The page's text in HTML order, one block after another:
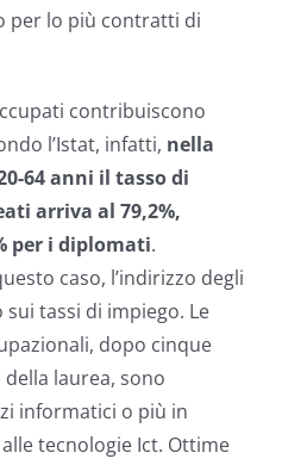
per lo più contratti di
contribuiscono
l’Istat, infatti, nella
64 anni il tasso di
arriva al 79,2%,
per i diplomati.
caso, l’indirizzo degli
tassi di impiego. Le
dopo cinque
laurea, sono
informatici o più in
tecnologie Ict. Ottime